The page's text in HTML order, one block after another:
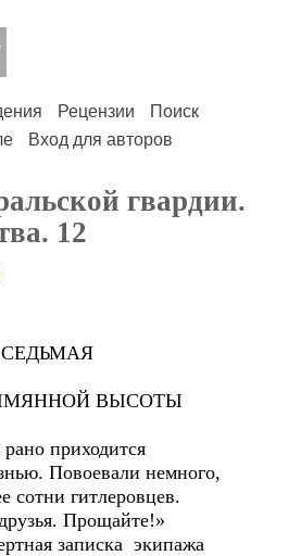
Рецензии
Поиск
Вход для авторов
гвардии.
12
ВЫСОТЫ
приходится
Повоевали немного,
сотни гитлеровцев.
Прощайте!»
записка экипажа